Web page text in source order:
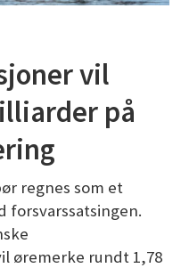
vil
på
regnes som et
forsvarssatsingen.
øremerke rundt 1,78